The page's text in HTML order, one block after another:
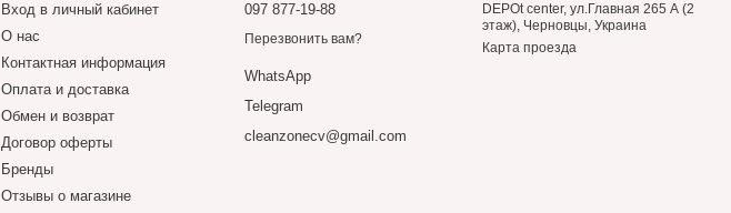
Вход в личный кабинет
О нас
Контактная информация
Оплата и доставка
Обмен и возврат
Договор оферты
Бренды
Отзывы о магазине
097 877-19-88
Перезвонить вам?
WhatsApp
Telegram
cleanzonecv@gmail.com
DEPOt center, ул.Главная 265 А (2
этаж), Черновцы, Украина
Карта проезда